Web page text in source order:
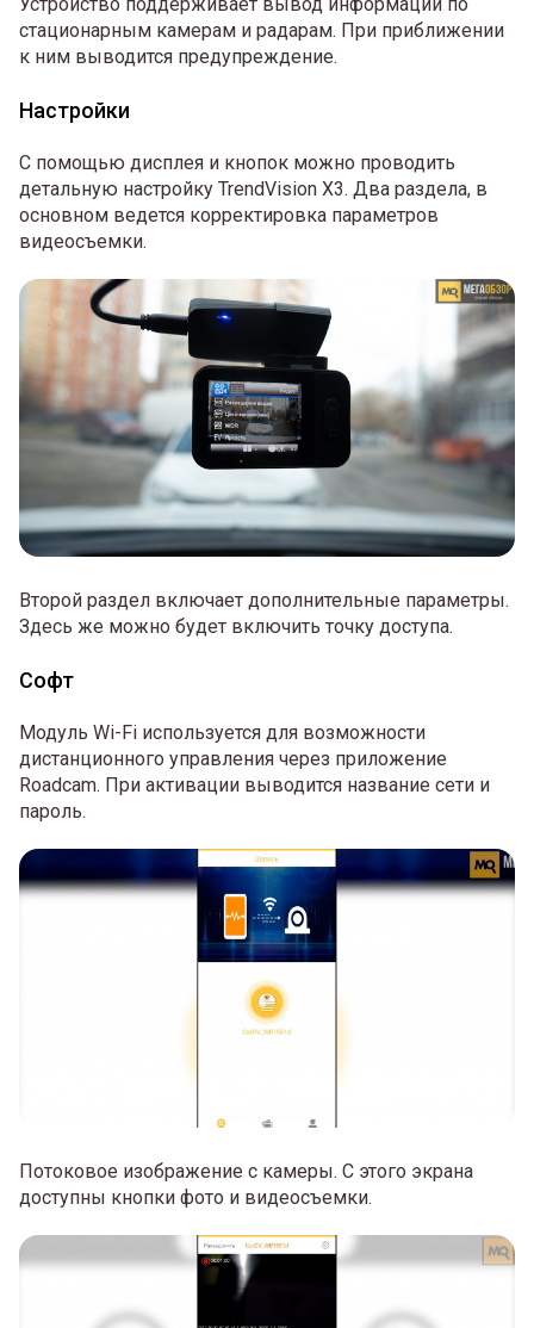
стационарным камерам и радарам. При приближении
к ним выводится предупреждение.
Настройки
С помощью дисплея и кнопок можно проводить
детальную настройку TrendVision X3. Два раздела, в
основном ведется корректировка параметров
видеосъемки.
Второй раздел включает дополнительные параметры.
Здесь же можно будет включить точку доступа.
Софт
Модуль Wi-Fi используется для возможности
дистанционного управления через приложение
Roadcam. При активации выводится название сети и
пароль.
Потоковое изображение с камеры. С этого экрана
доступны кнопки фото и видеосъемки.